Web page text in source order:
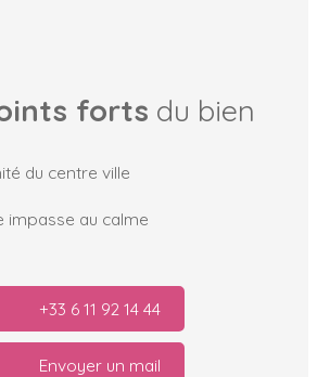
forts du bien
du centre ville
impasse au calme
+33 6 11 92 14 44
Envoyer un mail